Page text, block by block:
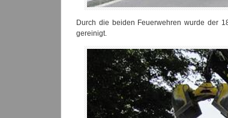
Durch die beiden Feuerwehren wurde der
gereinigt.